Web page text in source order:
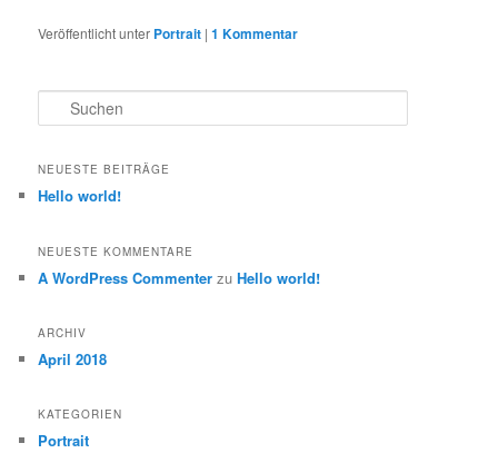
Veröffentlicht unter Portrait |1 Kommentar
u
h
n
NEUESTE BEITRÄGE
Hello world!
NEUESTE KOMMENTARE
A WordPress Commenter zuHello world!
ARCHIV
April 2018
KATEGORIEN
Portrait